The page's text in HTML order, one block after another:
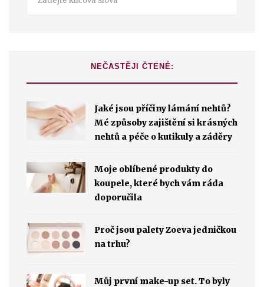
NEČASTĚJI ČTENÉ:
Jaké jsou příčiny lámání nehtů?
Mé způsoby zajištění si krásných
nehtů a péče o kutikuly a záděry
Moje oblíbené produkty do
koupele, které bych vám ráda
doporučila
Proč jsou palety Zoeva jedničkou
na trhu?
Můj první make-up set. To byly